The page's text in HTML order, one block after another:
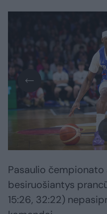
Pasaulio čempionato
besiruošiantys
15:26, 32:22)